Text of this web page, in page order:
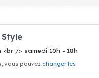
/> samedi 10h - 18h
vous pouvez changer les